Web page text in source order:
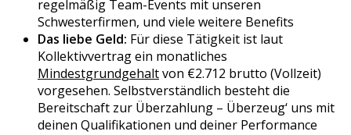
regelmäßig Team-Events mit unseren
Schwesterfirmen, und viele weitere Benefits
Das liebe Geld: Für diese Tätigkeit ist laut
Kollektivvertrag ein monatliches
Mindestgrundgehaltvon €2.712 brutto (Vollzeit)
vorgesehen. Selbstverständlich besteht die
Bereitschaft zur Überzahlung – Überzeug‘ uns mit
deinen Qualifikationen und deiner Performance